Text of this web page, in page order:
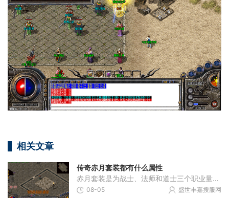
相关文章
传奇赤月套装都有什么属性
赤月套装是为战士、法师和道士三个职业量身打造的终极装备，每个职业都有专属的套装组成，它们不仅外观独特，而且在游戏中提供了极其强大的属性加成。比如战士的圣战套装、法
08-05 盛世丰嘉搜服网